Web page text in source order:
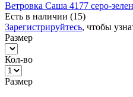
Ветровка Саша 4177 серо-
Есть в наличии (15)
Зарегистрируйтесь, чтобы
Размер
Кол-во
Размер